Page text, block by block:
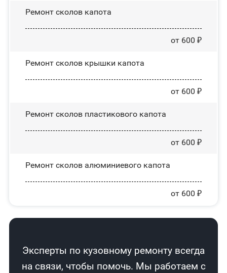
Ремонт сколов капота
от 600 ₽
Ремонт сколов крышки капота
от 600 ₽
Ремонт сколов пластикового капота
от 600 ₽
Ремонт сколов алюминиевого капота
от 600 ₽
Эксперты по кузовному ремонту всегда
на связи, чтобы помочь. Мы работаем с